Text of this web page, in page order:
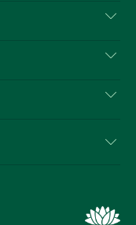
）媒體中心